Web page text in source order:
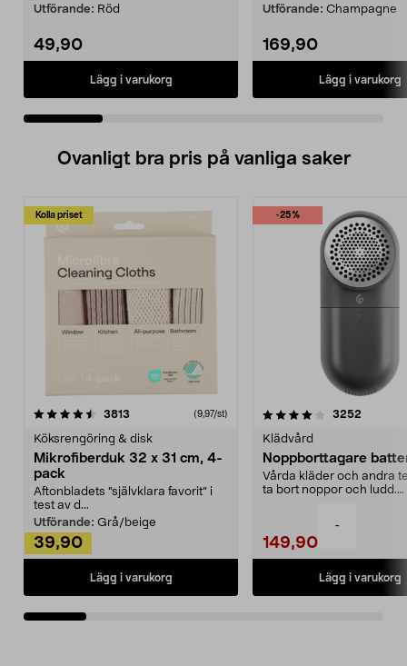
-
Utförande: Röd
49,90
Lägg i varukorg
Utförande: Champagne
169,90
Lägg i varukorg
Ovanligt bra pris på vanliga saker
Kolla priset
3813 (9,97/st)
Köksrengöring & disk
Mikrofiberduk 32 x 31 cm, 4-
pack
Aftonbladets "självklara favorit” i
test av d...
Utförande: Grå/beige
39,90
Lägg i varukorg
-25%
4.0av 5 stjärnor 3252
Klädvård
Noppborttagare
Vårda kläder och andra
ta bort noppor och ludd.
149,90
Lägg i varukorg
4.5av 5 stjärnor